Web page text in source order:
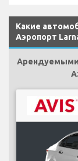
Какие
Аэропорт
Арендуемыми